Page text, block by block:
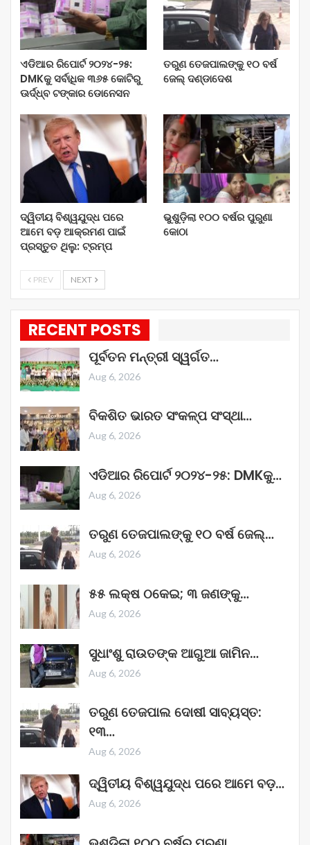
ଏଡିଆର ରିପୋର୍ଟ ୨୦୨୪-୨୫:
DMKକୁ ସର୍ବାଧିକ ୩୬୫ କୋଟିରୁ
ଊର୍ଦ୍ଧ୍ବ ଟଙ୍କାର ଡୋନେସନ
ତରୁଣ ତେଜପାଲଙ୍କୁ ୧୦ ବର୍ଷ
ଜେଲ୍‌ ଦଣ୍ଡାଦେଶ
ଦ୍ୱିତୀୟ ବିଶ୍ୱଯୁଦ୍ଧ ପରେ
ଆମେ ବଡ଼ ଆକ୍ରମଣ ପାଇଁ
ପ୍ରସ୍ତୁତ ଥିଲୁ: ଟ୍ରମ୍ପ
ଭୁଶୁଡ଼ିଲା ୧୦୦ ବର୍ଷର ପୁରୁଣା
କୋଠା
PREV NEXT
RECENT POSTS
ପୂର୍ବତନ ମନ୍ତ୍ରୀ ସ୍ୱର୍ଗତ…
Aug 6, 2026
ବିକଶିତ ଭାରତ ସଂକଳ୍ପ ସଂସ୍ଥା…
Aug 6, 2026
ଏଡିଆର ରିପୋର୍ଟ ୨୦୨୪-୨୫: DMKକୁ…
Aug 6, 2026
ତରୁଣ ତେଜପାଲଙ୍କୁ ୧୦ ବର୍ଷ ଜେଲ୍‌…
Aug 6, 2026
୫୫ ଲକ୍ଷ ଠକେଇ; ୩ ଜଣଙ୍କୁ…
Aug 6, 2026
ସୁଧାଂଶୁ ରାଉତଙ୍କ ଆଗୁଆ ଜାମିନ…
Aug 6, 2026
ତରୁଣ ତେଜପାଲ ଦୋଷୀ ସାବ୍ୟସ୍ତ:
୧୩…
Aug 6, 2026
ଦ୍ୱିତୀୟ ବିଶ୍ୱଯୁଦ୍ଧ ପରେ ଆମେ ବଡ଼…
Aug 6, 2026